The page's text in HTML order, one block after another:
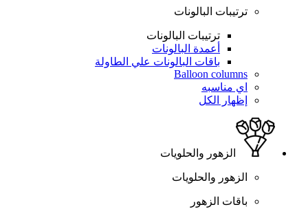
ترتيبات البالونات
ترتيبات البالونات
أعمدة البالونات
باقات البالونات علي الطاولة
Balloon columns
اي مناسبه
إظهار الكل
الزهور والحلويات
الزهور والحلويات
باقات الزهور